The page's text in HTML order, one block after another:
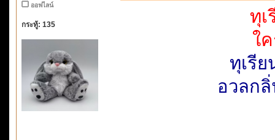
ออฟไลน์
กระทู้: 135
ทุเ
ใ
ทุเรี
อวลก